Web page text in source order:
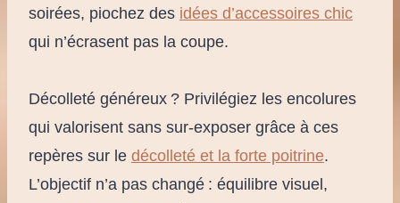
soirées, piochez des idées d’accessoires chic
qui n’écrasent pas la coupe.
Décolleté généreux ? Privilégiez les encolures
qui valorisent sans sur-exposer grâce à ces
repères sur le décolleté et la forte poitrine.
L’objectif n’a pas changé : équilibre visuel,